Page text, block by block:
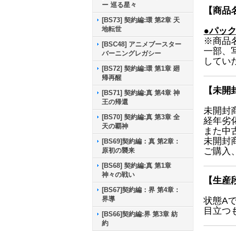
ー 巡る星々
[BS73] 契約編:環 第2章 天
地転世
[BSC48] アニメブースター
バーニングレガシー
[BS72] 契約編:環 第1章 廻
帰再醒
[BS71] 契約編:真 第4章 神
王の帰還
[BS70] 契約編:真 第3章 全
天の覇神
[BS69]契約編：真 第2章：
原初の襲来
[BS68] 契約編:真 第1章
神々の戦い
[BS67]契約編：界 第4章：
界導
[BS66]契約編:界 第3章 紡
約
【商品
●パッ
※商品
一部、
してい
【未
未開封
経年劣
また中
未開封
ご購入
【生
状態A
目立つ